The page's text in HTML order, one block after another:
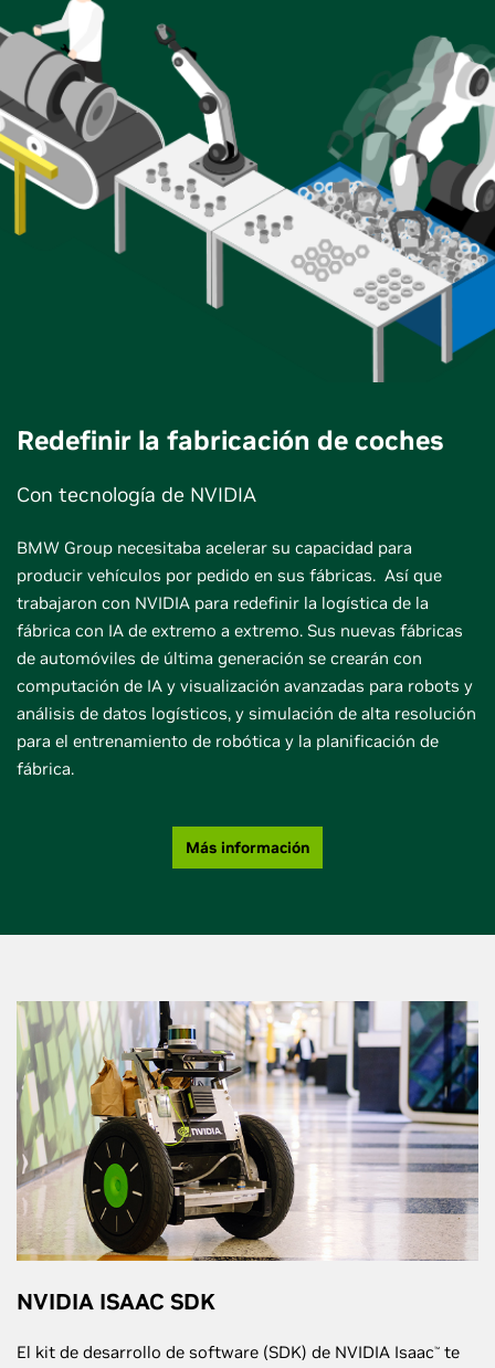
Redefinir la fabricación de coches
Con tecnología de NVIDIA
BMW Group necesitaba acelerar su capacidad para
producir vehículos por pedido en sus fábricas. Así que
trabajaron con NVIDIA para redefinir la logística de la
fábrica con IA de extremo a extremo. Sus nuevas fábricas
de automóviles de última generación se crearán con
computación de IA y visualización avanzadas para robots y
análisis de datos logísticos, y simulación de alta resolución
para el entrenamiento de robótica y la planificación de
fábrica.
Más información
NVIDIA ISAAC SDK
El kit de desarrollo de software (SDK) de NVIDIA Isaac™ te